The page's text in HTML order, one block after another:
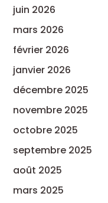
juin 2026
mars 2026
février 2026
janvier 2026
décembre 2025
novembre 2025
octobre 2025
septembre 2025
août 2025
mars 2025